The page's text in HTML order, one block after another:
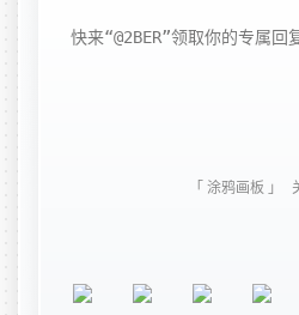
「 涂鸦画板 」